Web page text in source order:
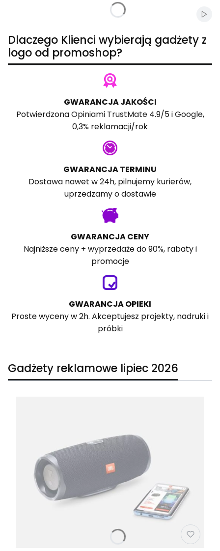
Dlaczego Klienci wybierają gadżety z
logo od promoshop?
GWARANCJA JAKOŚCI
PotwierdzonaOpiniami TrustMate4.9/5 iGoogle,
0,3% reklamacji/rok
GWARANCJA TERMINU
Dostawa nawet w 24h, pilnujemy kurierów,
uprzedzamy o dostawie
GWARANCJA CENY
Najniższe ceny + wyprzedaże do 90%, rabaty i
promocje
GWARANCJA OPIEKI
Proste wyceny w 2h. Akceptujesz projekty, nadruki i
próbki
Gadżety reklamowe lipiec 2026